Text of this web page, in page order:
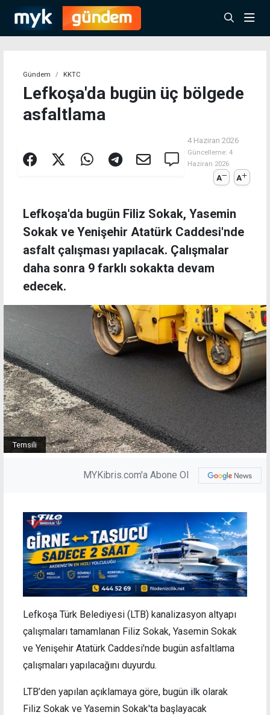
Gündem KKTC
Lefkoşa'da bugün üç bölgede
asfaltlama
4 Haziran 2026
Güncelleme:4
Haziran 2026
A A
Lefkoşa'da bugün Filiz Sokak, Yasemin
Sokak ve Yenişehir Atatürk Caddesi'nde
asfalt çalışması yapılacak. Çalışmalar
daha sonra 9 farklı sokakta devam
edecek.
Temsili
MYKibris.com'a Abone Ol
Lefkoşa Türk Belediyesi (LTB) kanalizasyon altyapı
çalışmaları tamamlanan Filiz Sokak, Yasemin Sokak
ve Yenişehir Atatürk Caddesi'nde bugün asfaltlama
çalışmaları yapılacağını duyurdu.
LTB’den yapılan açıklamaya göre, bugün ilk olarak
Filiz Sokak ve Yasemin Sokak'ta başlayacak